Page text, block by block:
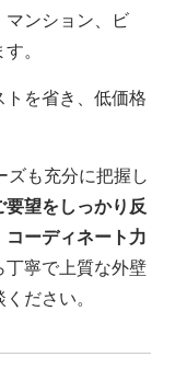
マンション、ビ
。
トを省き、低価格
ズも充分に把握し
望をしっかり反
コーディネート力
丁寧で上質な外壁
ださい。